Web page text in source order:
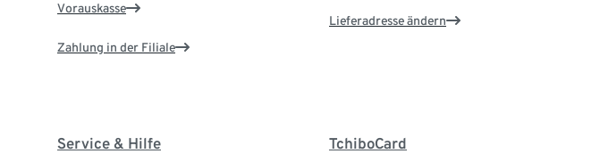
Vorauskasse
Zahlung in der Filiale
Lieferadresse ändern
Service & Hilfe TchiboCard